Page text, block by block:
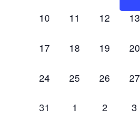
0 eventos,
10 0 eventos,
11 0 eventos,
12 0
13
0 eventos,
17 0 eventos,
18 0 eventos,
19 0
20
0 eventos,
24 0 eventos,
25 0 eventos,
26 0
27
0 eventos,
31 0 eventos,
1 0 eventos,
2 0
3